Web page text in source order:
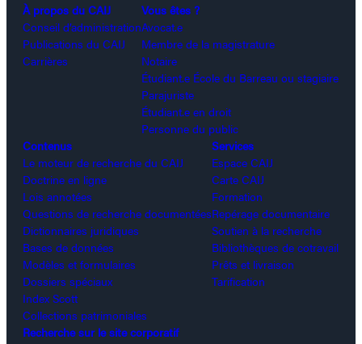
À propos du CAIJ
Conseil d’administration
Publications du CAIJ
Carrières
Vous êtes ?
Avocat.e
Membre de la magistrature
Notaire
Étudiant.e École du Barreau ou stagiaire
Parajuriste
Étudiant.e en droit
Personne du public
Contenus
Le moteur de recherche du CAIJ
Doctrine en ligne
Lois annotées
Questions de recherche documentées
Dictionnaires juridiques
Bases de données
Modèles et formulaires
Dossiers spéciaux
Index Scott
Collections patrimoniales
Services
Espace CAIJ
Carte CAIJ
Formation
Repérage documentaire
Soutien à la recherche
Bibliothèques de cotravail
Prêts et livraison
Tarification
Recherche sur le site corporatif